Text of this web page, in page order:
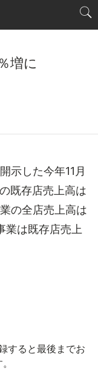
増に
示した今年11月
既存店売上高は
の全店売上高は
業は既存店売上
すると最後までお